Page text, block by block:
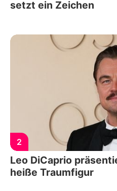
setzt ein Zeichen
2
Leo DiCaprio
heiße Traumfigur